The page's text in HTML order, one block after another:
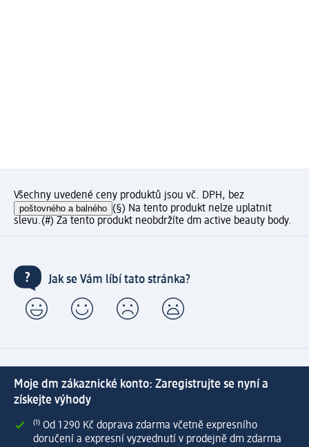
Všechny uvedené ceny produktů jsou vč. DPH, bez
poštovného a balného (§) Na tento produkt nelze uplatnit
slevu.(#) Za tento produkt neobdržíte dm active beauty body.
Jak se Vám líbí tato stránka?
Moje dm zákaznické konto: Zaregistrujte se nyní a
získejte výhody
⁽¹⁾ Od 1 290 Kč doprava zdarma včetně expresního
doručení a expresní vyzvednutí v prodejně dm zdarma